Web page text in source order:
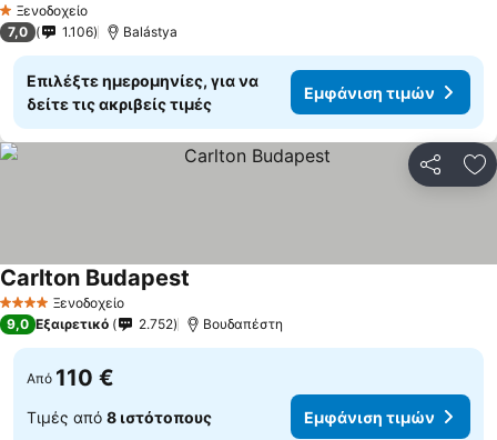
1 Αστέρια
Ξενοδοχείο
7,0 1.106 Balástya
Επιλέξτε ημερομηνίες, για να
δείτε τις ακριβείς τιμές
Εμφάνιση τιμών
4 ΑστέριαΞενοδοχείο
Carlton Budapest
9,0 Εξαιρετικό 2.752 Βουδαπέστη
Από 110 €
Τιμές από 8 ιστότοπους Εμφάνιση τιμών